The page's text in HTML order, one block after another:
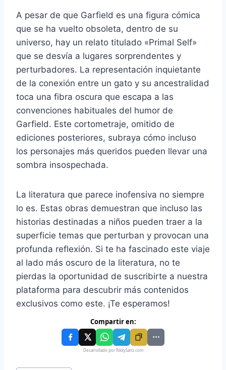
A pesar de que Garfield es una figura cómica
que se ha vuelto obsoleta, dentro de su
universo, hay un relato titulado «Primal Self»
que se desvía a lugares sorprendentes y
perturbadores. La representación inquietante
de la conexión entre un gato y su ancestralidad
toca una fibra oscura que escapa a las
convenciones habituales del humor de
Garfield. Este cortometraje, omitido de
ediciones posteriores, subraya cómo incluso
los personajes más queridos pueden llevar una
sombra insospechada.
La literatura que parece inofensiva no siempre
lo es. Estas obras demuestran que incluso las
historias destinadas a niños pueden traer a la
superficie temas que perturban y provocan una
profunda reflexión. Si te ha fascinado este viaje
al lado más oscuro de la literatura, no te
pierdas la oportunidad de suscribirte a nuestra
plataforma para descubrir más contenidos
exclusivos como este. ¡Te esperamos!
Compartir en:
Desarrollado por RikkySanz.com